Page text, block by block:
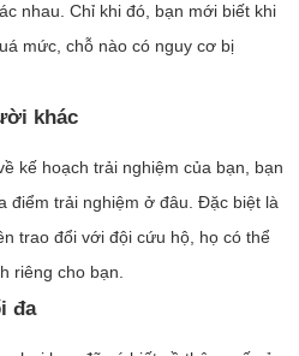
nhau. Chỉ khi đó, bạn mới biết khi
mức, chỗ nào có nguy cơ bị
khác
kế hoạch trải nghiệm của bạn, bạn
điểm trải nghiệm ở đâu. Đặc biệt là
trao đổi với đội cứu hộ, họ có thể
riêng cho bạn.
đa